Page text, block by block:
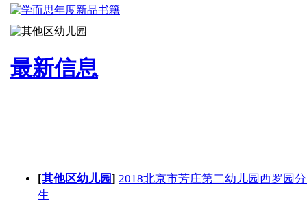
最新信息
[其他区幼儿园] 2018北京市芳庄第二幼儿园西罗园
生